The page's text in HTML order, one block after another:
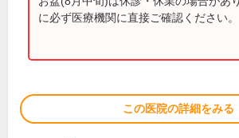
に必ず医療機関に直接ご確認ください。
この医院の詳細をみる